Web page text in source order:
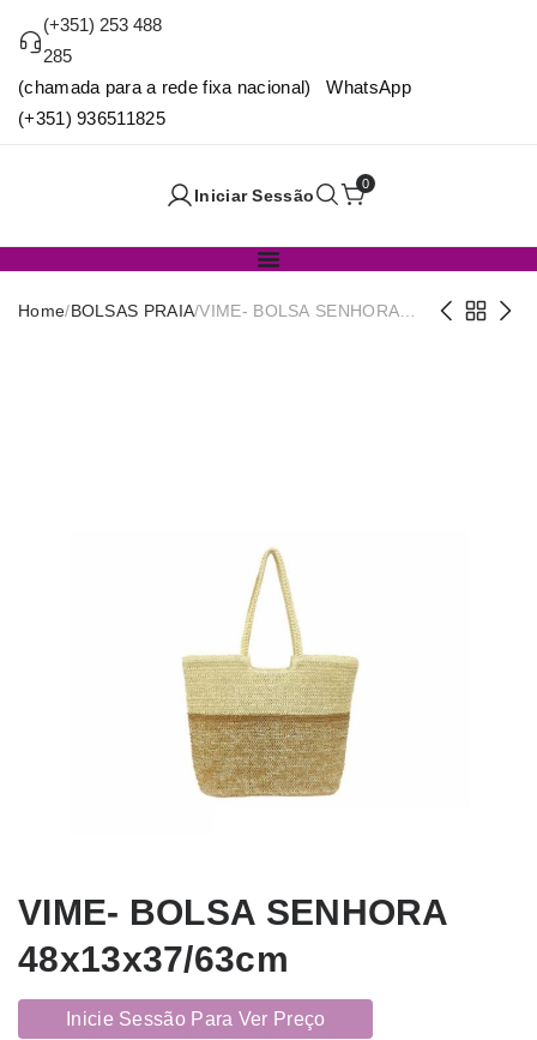
(+351) 253 488
285
(chamada para a rede fixa nacional) WhatsApp
(+351) 936511825
Iniciar Sessão
0
Home/BOLSAS PRAIA/VIME- BOLSA SENHORA
VIME- BOLSA SENHORA
48x13x37/63cm
Inicie Sessão Para Ver Preço